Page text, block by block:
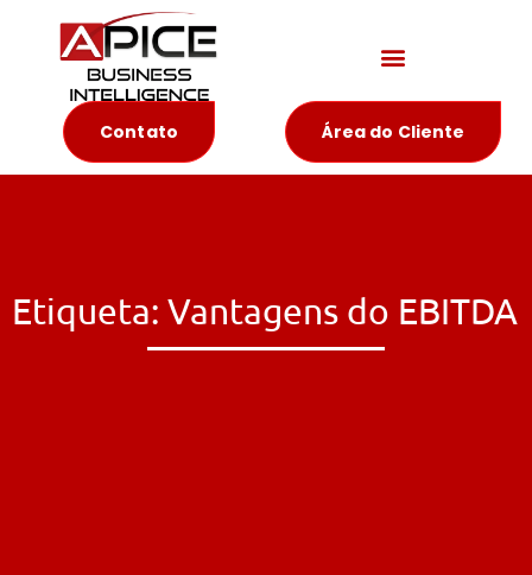
Contato Área do Cliente
Etiqueta: Vantagens do EBITDA